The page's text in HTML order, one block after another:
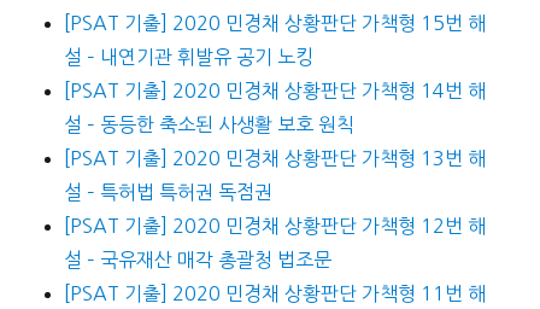
[PSAT 기출] 2020 민경채 상황판단 가책형 15번 해
설 – 내연기관 휘발유 공기 노킹
[PSAT 기출] 2020 민경채 상황판단 가책형 14번 해
설 – 동등한 축소된 사생활 보호 원칙
[PSAT 기출] 2020 민경채 상황판단 가책형 13번 해
설 – 특허법 특허권 독점권
[PSAT 기출] 2020 민경채 상황판단 가책형 12번 해
설 – 국유재산 매각 총괄청 법조문
[PSAT 기출] 2020 민경채 상황판단 가책형 11번 해